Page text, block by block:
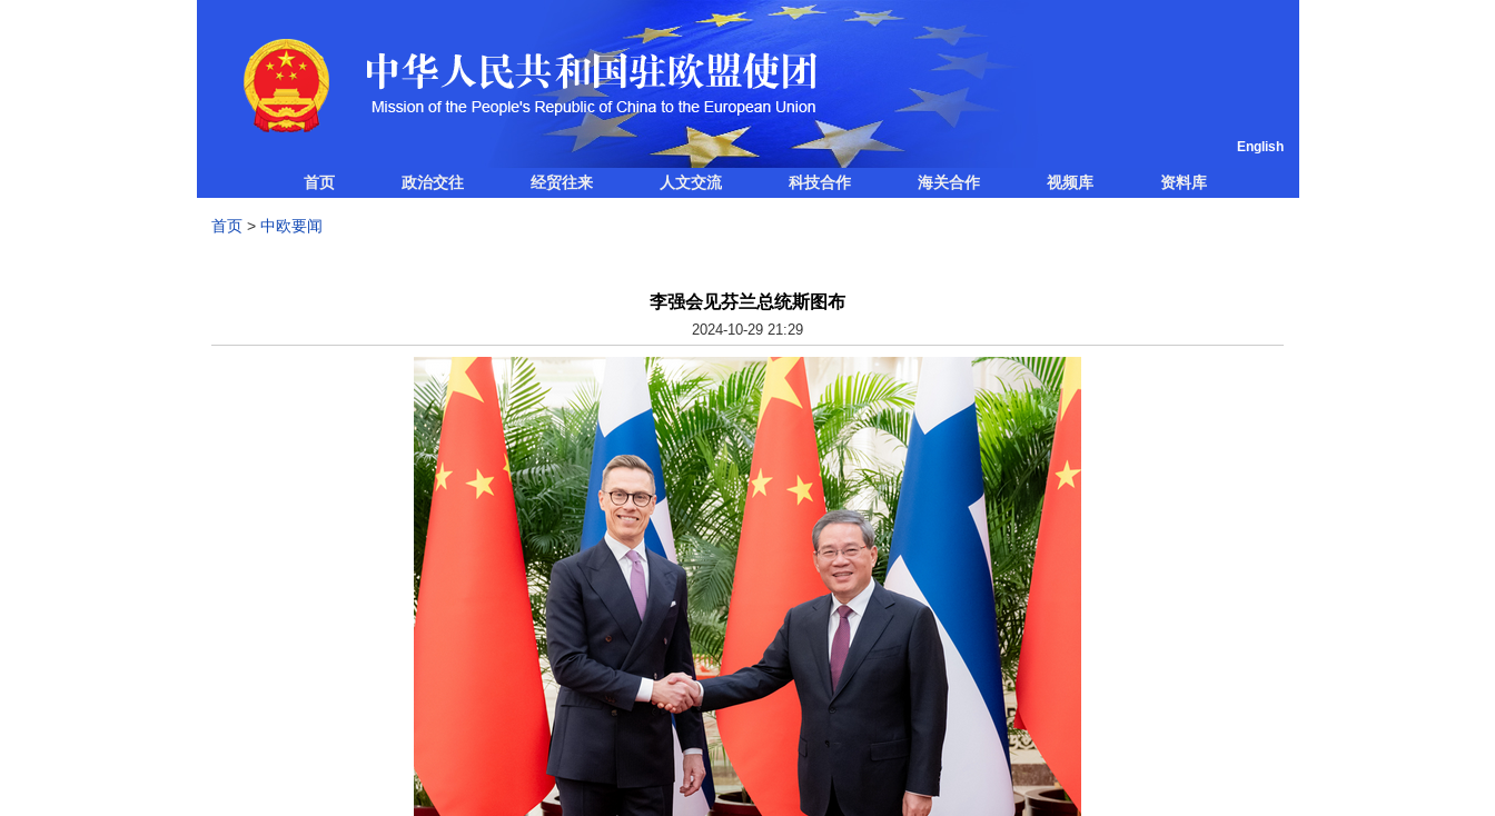
English
首页 政治交往 经贸往来 人文交流 科技合作 海关合作 视频库 资料库
首页 > 中欧要闻
李强会见芬兰总统斯图布
2024-10-29 21:29